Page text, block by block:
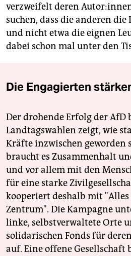
verzweifelt deren
suchen, dass die anderen
und nicht etwa die eignen
dabei schon mal unter den
Die Engagierten
Der drohende Erfolg der AfD
Landtagswahlen zeigt, wie
Kräfte inzwischen geworden
braucht es Zusammenhalt
und vor allem mit den
für eine starke
kooperiert deshalb mit
Zentrum". Die Kampagne
linke, selbstverwaltete Orte
solidarischen Fonds für
auf. Eine offene